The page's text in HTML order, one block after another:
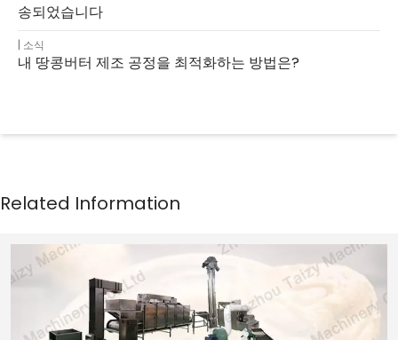
송되었습니다
소식
내 땅콩버터 제조 공정을 최적화하는 방법은?